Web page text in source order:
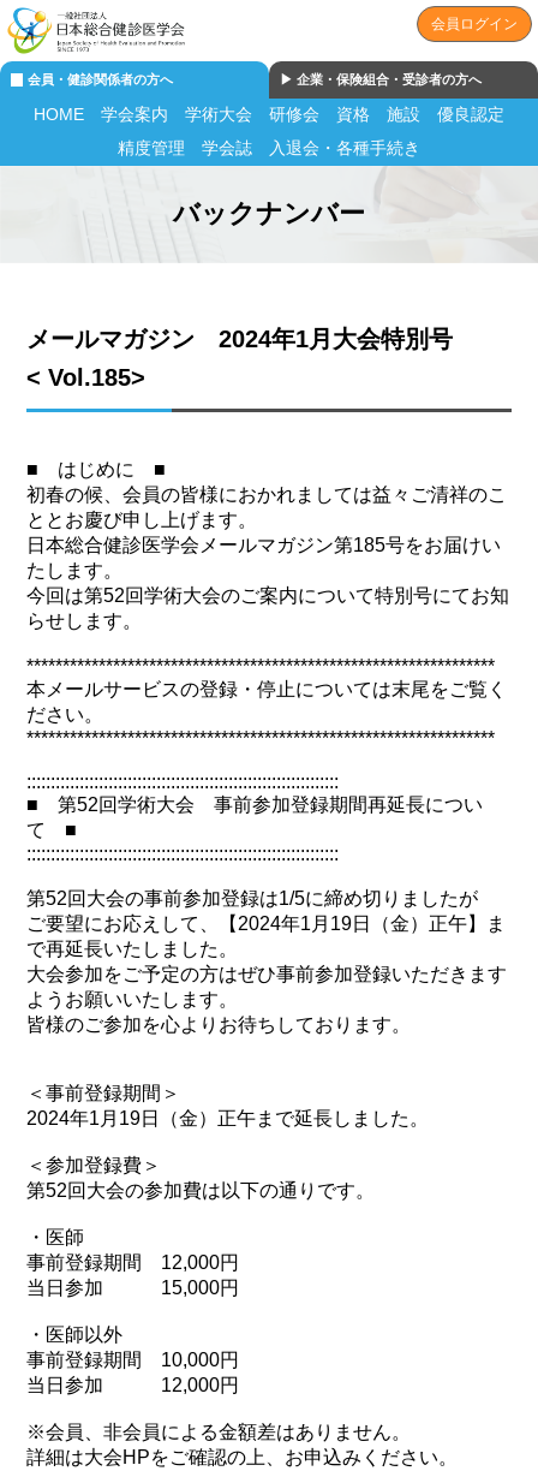
会員ログイン
会員・健診関係者の方へ ▶︎ 企業・保険組合・受診者の方へ
HOME 学会案内 学術大会 研修会 資格 施設
優良認定
精度管理
学会誌 入退会・各種手続き
バックナンバー
メールマガジン 2024年1月大会特別号
< Vol.185>
■ はじめに ■
初春の候、会員の皆様におかれましては益々ご清祥のこ
ととお慶び申し上げます。
日本総合健診医学会メールマガジン第185号をお届けい
たします。
今回は第52回学術大会のご案内について特別号にてお知
らせします。
*****************************************************************
本メールサービスの登録・停止については末尾をご覧く
ださい。
*****************************************************************
:::::::::::::::::::::::::::::::::::::::::::::::::::::::::::::::::
■ 第52回学術大会 事前参加登録期間再延長につい
て ■
:::::::::::::::::::::::::::::::::::::::::::::::::::::::::::::::::
第52回大会の事前参加登録は1/5に締め切りましたが
ご要望にお応えして、【2024年1月19日（金）正午】ま
で再延長いたしました。
大会参加をご予定の方はぜひ事前参加登録いただきます
ようお願いいたします。
皆様のご参加を心よりお待ちしております。
＜事前登録期間＞
2024年1月19日（金）正午まで延長しました。
＜参加登録費＞
第52回大会の参加費は以下の通りです。
・医師
事前登録期間 12,000円
当日参加 15,000円
・医師以外
事前登録期間 10,000円
当日参加 12,000円
※会員、非会員による金額差はありません。
詳細は大会HPをご確認の上、お申込みください。